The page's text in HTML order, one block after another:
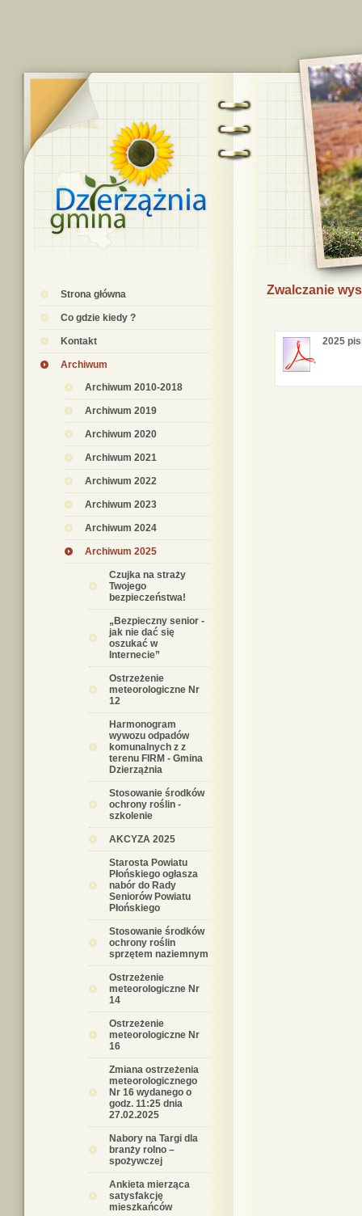
Strona główna
Co gdzie kiedy ?
Kontakt
Archiwum
Archiwum 2010-2018
Archiwum 2019
Archiwum 2020
Archiwum 2021
Archiwum 2022
Archiwum 2023
Archiwum 2024
Archiwum 2025
Czujka na straży
Twojego
bezpieczeństwa!
„Bezpieczny senior -
jak nie dać się
oszukać w
Internecie”
Ostrzeżenie
meteorologiczne Nr
12
Harmonogram
wywozu odpadów
komunalnych z z
terenu FIRM - Gmina
Dzierzążnia
Stosowanie środków
ochrony roślin -
szkolenie
AKCYZA 2025
Starosta Powiatu
Płońskiego ogłasza
nabór do Rady
Seniorów Powiatu
Płońskiego
Stosowanie środków
ochrony roślin
sprzętem naziemnym
Ostrzeżenie
meteorologiczne Nr
14
Ostrzeżenie
meteorologiczne Nr
16
Zmiana ostrzeżenia
meteorologicznego
Nr 16 wydanego o
godz. 11:25 dnia
27.02.2025
Nabory na Targi dla
branży rolno –
spożywczej
Ankieta mierząca
satysfakcję
mieszkańców
Zwalczanie
2025